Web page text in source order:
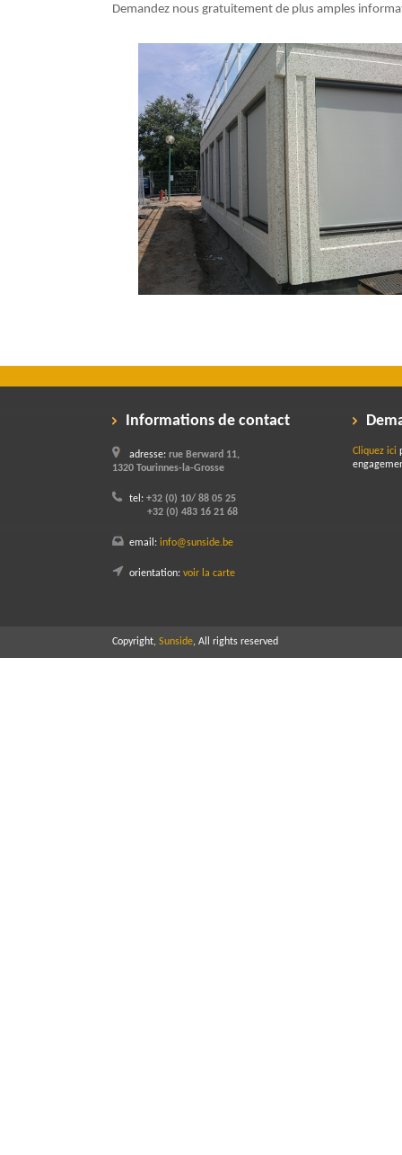
Demandez nous gratuitement de plus amples
Informations de contact
adresse: rue Berward 11,
1320 Tourinnes-la-Grosse
tel: +32 (0) 10/ 88 05 25
+32 (0) 483 16 21 68
email: info@sunside.be
orientation: voir la carte
Cliquez ici
Copyright, Sunside, All rights reserved